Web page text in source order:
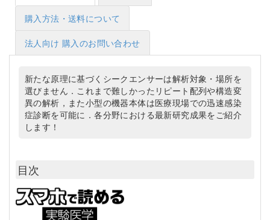
購入方法・送料について
法人向け 購入のお問い合わせ
新たな原理に基づくシークエンサーは解析対象・場所を
選びません．これまで難しかったリピート配列や構造変
異の解析，また小型の機器本体は医療現場での迅速感染
症診断を可能に．各分野における最新研究成果をご紹介
します！
目次